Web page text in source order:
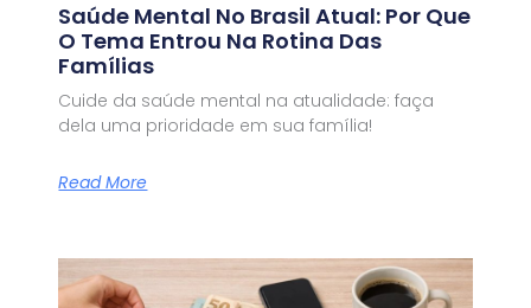
Saúde Mental No Brasil Atual: Por Que
O Tema Entrou Na Rotina Das
Famílias
Cuide da saúde mental na atualidade: faça
dela uma prioridade em sua família!
Read More